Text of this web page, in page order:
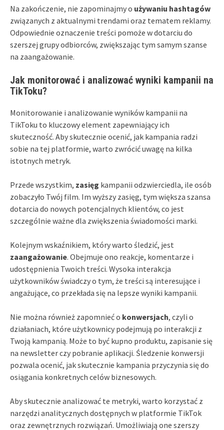
Na zakończenie, nie zapominajmy o używaniu hashtagów
związanych z aktualnymi trendami oraz tematem reklamy.
Odpowiednie oznaczenie treści pomoże w dotarciu do
szerszej grupy odbiorców, zwiększając tym samym szanse
na zaangażowanie.
Jak monitorować i analizować wyniki kampanii na
TikToku?
Monitorowanie i analizowanie wyników kampanii na
TikToku to kluczowy element zapewniający ich
skuteczność. Aby skutecznie ocenić, jak kampania radzi
sobie na tej platformie, warto zwrócić uwagę na kilka
istotnych metryk.
Przede wszystkim, zasięg kampanii odzwierciedla, ile osób
zobaczyło Twój film. Im wyższy zasięg, tym większa szansa
dotarcia do nowych potencjalnych klientów, co jest
szczególnie ważne dla zwiększenia świadomości marki.
Kolejnym wskaźnikiem, który warto śledzić, jest
zaangażowanie. Obejmuje ono reakcje, komentarze i
udostępnienia Twoich treści. Wysoka interakcja
użytkowników świadczy o tym, że treści są interesujące i
angażujące, co przekłada się na lepsze wyniki kampanii.
Nie można również zapomnieć o konwersjach, czyli o
działaniach, które użytkownicy podejmują po interakcji z
Twoją kampanią. Może to być kupno produktu, zapisanie się
na newsletter czy pobranie aplikacji. Śledzenie konwersji
pozwala ocenić, jak skutecznie kampania przyczynia się do
osiągania konkretnych celów biznesowych.
Aby skutecznie analizować te metryki, warto korzystać z
narzędzi analitycznych dostępnych w platformie TikTok
oraz zewnętrznych rozwiązań. Umożliwiają one szerszy